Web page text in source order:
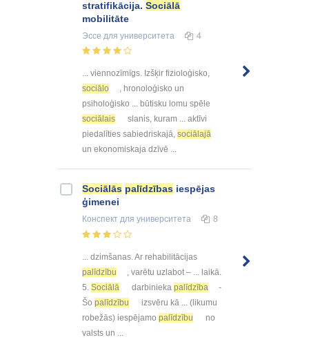
stratifikācija. Sociālā
mobilitāte
Эссе для университета 4
... viennozīmīgs. Izšķir fizioloģisko,
sociālo
, hronoloģisko un
psiholoģisko ... būtisku lomu spēle
sociālais
slanis, kuram ... aktīvi
piedalīties sabiedriskajā, sociālajā
un ekonomiskaja dzīvē ...
Sociālās palīdzības iespējas
ģimenei
Конспект для университета 8
... dzimšanas. Ar rehabilitācijas
palīdzību
, varētu uzlabot – ... laikā.
5. Sociālā darbinieka palīdzība
-
Šo palīdzību
izsvēru kā ... (likumu
robežās) iespējamo palīdzību
no
valsts un ...